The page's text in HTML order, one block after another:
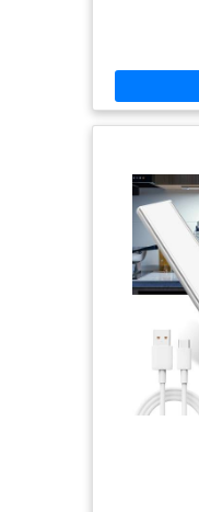
détecteur de
de 3 m/10
20s
actionner
Couleur & 5
(3000K)
pour un
(4500K) pour
bouton de
luminosité
Niveaux de
Un appui
pour
Modes
mouvement
besoins de
nuit
mode jour
lumière
détection
de détection
Batterie
offrant